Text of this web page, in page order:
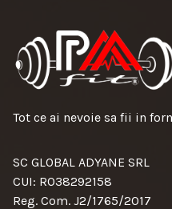
Tot ce ai nevoie sa fii in
SC GLOBAL ADYANE SRL
CUI: RO38292158
Reg. Com. J2/1765/2017